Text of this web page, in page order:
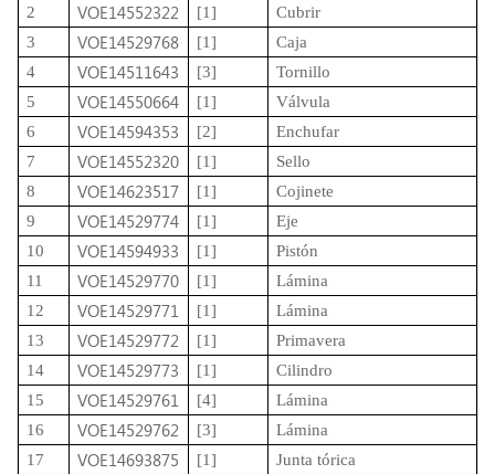
2
VOE14552322 [1]
Cubrir
3
VOE14529768 [1]
Caja
4
VOE14511643 [3]
Tornillo
5
VOE14550664 [1]
Válvula
6
VOE14594353 [2]
Enchufar
7
VOE14552320 [1]
Sello
8
VOE14623517 [1]
Cojinete
9
VOE14529774 [1]
Eje
10
VOE14594933 [1]
Pistón
11
VOE14529770 [1]
Lámina
12
VOE14529771 [1]
Lámina
13
VOE14529772 [1]
Primavera
14
VOE14529773 [1]
Cilindro
15
VOE14529761 [4]
Lámina
16
VOE14529762 [3]
Lámina
17
VOE14693875 [1] Junta tórica